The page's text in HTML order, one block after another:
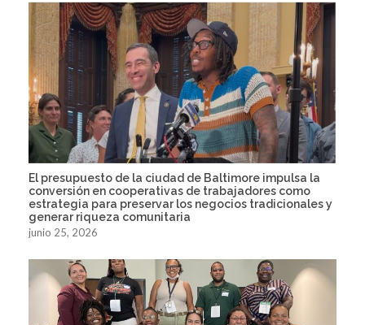
El presupuesto de la ciudad de Baltimore impulsa la
conversión en cooperativas de trabajadores como
estrategia para preservar los negocios tradicionales y
generar riqueza comunitaria
junio 25, 2026